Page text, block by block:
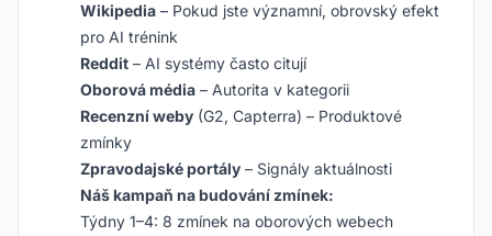
Wikipedia – Pokud jste významní, obrovský efekt
pro AI trénink
Reddit – AI systémy často citují
Oborová média – Autorita v kategorii
Recenzní weby (G2, Capterra) – Produktové
zmínky
Zpravodajské portály – Signály aktuálnosti
Náš kampaň na budování zmínek:
Týdny 1–4: 8 zmínek na oborových webech